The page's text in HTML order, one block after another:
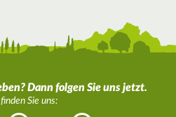
Dann folgen Sie uns jetzt.
Sie uns: